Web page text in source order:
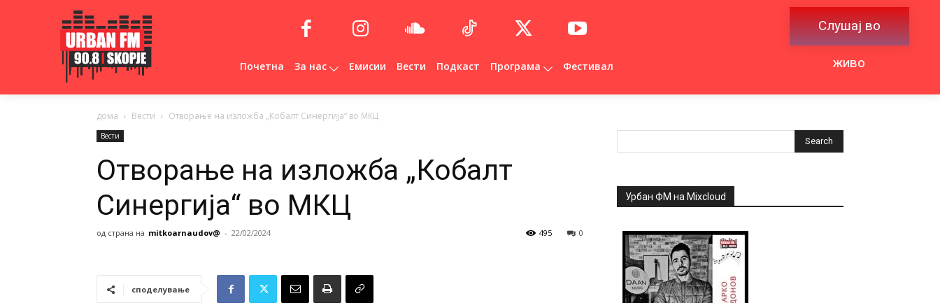
Почетна За нас Емисии Вести Подкаст Програма Фестивал
Слушај во
живо
дома Вести Отворање на изложба „Кобалт Синергија“ во МКЦ
Вести
Отворање на изложба „Кобалт
Синергија“ во МКЦ
од страна на mitkoarnaudov@ - 22/02/2024 0
495
споделување
Урбан ФМ на Mixcloud